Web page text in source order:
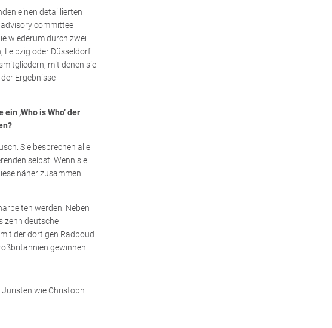
einen detaillierten
committee
wiederum durch zwei
Leipzig oder Düsseldorf
mit denen sie
Ergebnisse
‚Who is Who‘ der
Sie besprechen alle
selbst: Wenn sie
näher zusammen
werden: Neben
zehn deutsche
der dortigen Radboud
gewinnen.
Juristen wie Christoph